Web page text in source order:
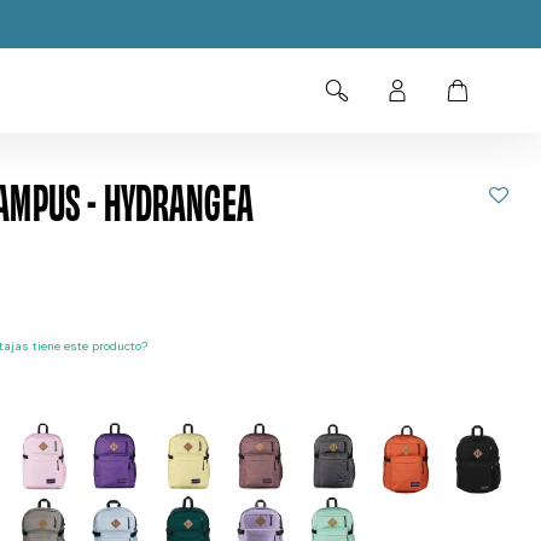
- HYDRANGEA
tiene este producto?